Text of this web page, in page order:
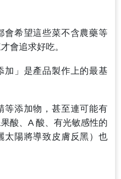
會希望這些菜不含農藥等
會追求好吃。
加」是產品製作上的最基
等添加物，甚至連可能有
酸、A 酸、有光敏感性的
太陽將導致皮膚反黑）也